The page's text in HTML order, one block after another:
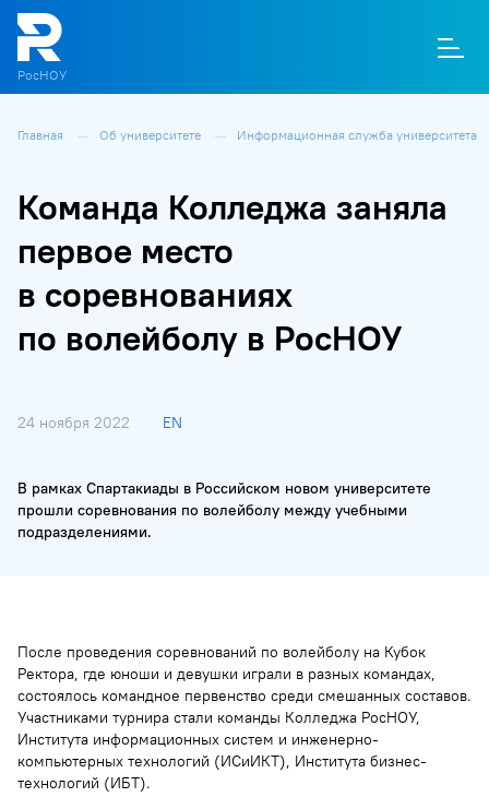
РосНОУ
Главная Об университете Информационная служба университета
Команда Колледжа заняла
первое место
в соревнованиях
по волейболу в РосНОУ
24 ноября 2022 EN
В рамках Спартакиады в Российском новом университете
прошли соревнования по волейболу между учебными
подразделениями.
После проведения соревнований по волейболу на Кубок
Ректора, где юноши и девушки играли в разных командах,
состоялось командное первенство среди смешанных составов.
Участниками турнира стали команды Колледжа РосНОУ,
Института информационных систем и инженерно-
компьютерных технологий (ИСиИКТ), Института бизнес-
технологий (ИБТ).